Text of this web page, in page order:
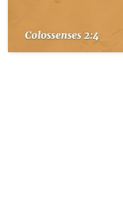
PERGUNTE À BÍBLIA